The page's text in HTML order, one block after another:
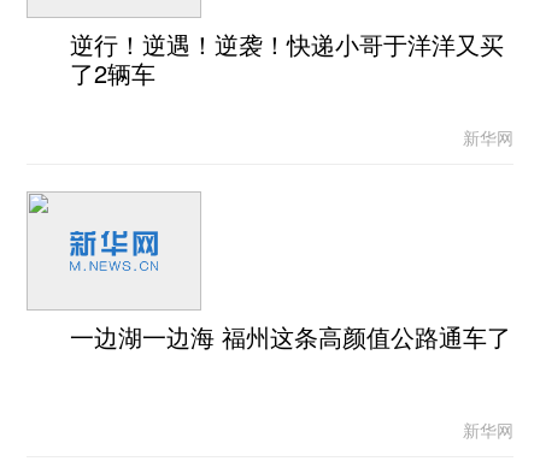
逆行！逆遇！逆袭！快递小哥于洋洋又买
了2辆车
新华网
一边湖一边海 福州这条高颜值公路通车了
新华网